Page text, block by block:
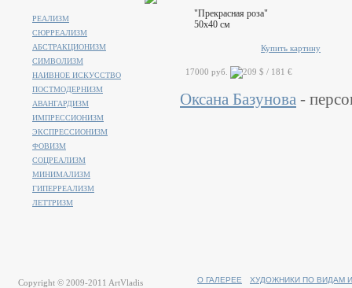
"Прекрасная роза"
50x40 см
Купить картину
17000 руб.
Оксана Базунова -
РЕАЛИЗМ
СЮРРЕАЛИЗМ
АБСТРАКЦИОНИЗМ
СИМВОЛИЗМ
НАИВНОЕ ИСКУССТВО
ПОСТМОДЕРНИЗМ
АВАНГАРДИЗМ
ИМПРЕССИОНИЗМ
ЭКСПРЕССИОНИЗМ
ФОВИЗМ
СОЦРЕАЛИЗМ
МИНИМАЛИЗМ
ГИПЕРРЕАЛИЗМ
ЛЕТТРИЗМ
О ГАЛЕРЕЕ
ХУДОЖНИКИ ПО ВИДАМ
Copyright © 2009-2011 ArtVladis